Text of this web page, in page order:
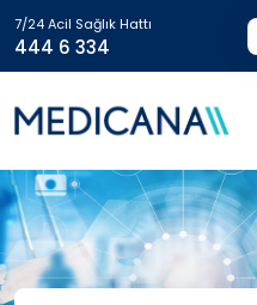
7/24 Acil Sağlık Hattı
444 6 334